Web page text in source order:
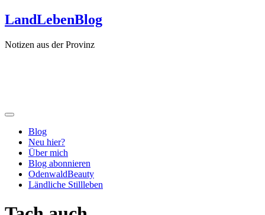
Zum
Inhalt
LandLebenBlog
Notizen aus der Provinz
Blog
Neu hier?
Über mich
Blog abonnieren
OdenwaldBeauty
Ländliche Stillleben